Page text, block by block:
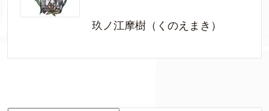
玖ノ江摩樹（くのえまき）